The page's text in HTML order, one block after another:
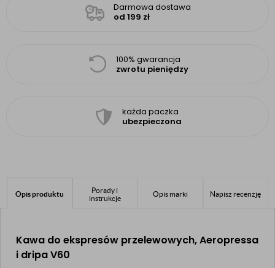
Darmowa dostawa
od 199 zł
100% gwarancja
zwrotu pieniędzy
każda paczka
ubezpieczona
Opis produktu
Porady i
instrukcje
Opis marki Napisz recenzję
Kawa do ekspresów przelewowych, Aeropressa
i dripa V60